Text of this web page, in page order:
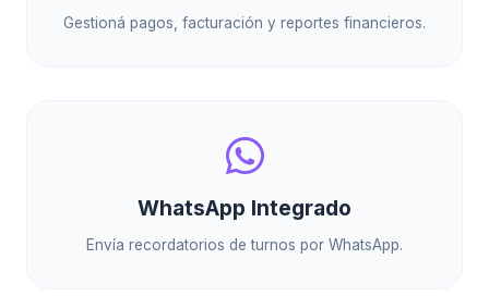
Gestioná pagos, facturación y reportes financieros.
WhatsApp Integrado
Envía recordatorios de turnos por WhatsApp.